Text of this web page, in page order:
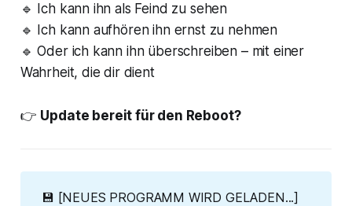
🔹 Ich kann ihn als Feind zu sehen
🔹 Ich kann aufhören ihn ernst zu nehmen
🔹 Oder ich kann ihn überschreiben – mit einer
Wahrheit, die dir dient
👉 Update bereit für den Reboot?
💾 [NEUES PROGRAMM WIRD GELADEN...]